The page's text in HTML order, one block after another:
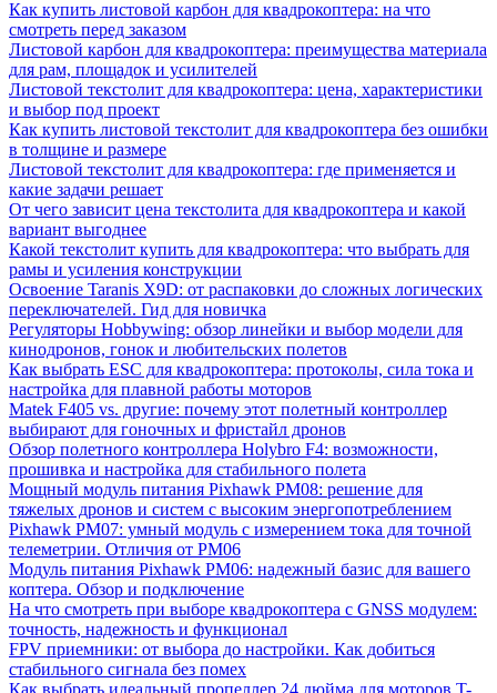
Как купить листовой карбон для квадрокоптера: на что
смотреть перед заказом
Листовой карбон для квадрокоптера: преимущества материала
для рам, площадок и усилителей
Листовой текстолит для квадрокоптера: цена, характеристики
и выбор под проект
Как купить листовой текстолит для квадрокоптера без ошибки
в толщине и размере
Листовой текстолит для квадрокоптера: где применяется и
какие задачи решает
От чего зависит цена текстолита для квадрокоптера и какой
вариант выгоднее
Какой текстолит купить для квадрокоптера: что выбрать для
рамы и усиления конструкции
Освоение Taranis X9D: от распаковки до сложных логических
переключателей. Гид для новичка
Регуляторы Hobbywing: обзор линейки и выбор модели для
кинодронов, гонок и любительских полетов
Как выбрать ESC для квадрокоптера: протоколы, сила тока и
настройка для плавной работы моторов
Matek F405 vs. другие: почему этот полетный контроллер
выбирают для гоночных и фристайл дронов
Обзор полетного контроллера Holybro F4: возможности,
прошивка и настройка для стабильного полета
Мощный модуль питания Pixhawk PM08: решение для
тяжелых дронов и систем с высоким энергопотреблением
Pixhawk PM07: умный модуль с измерением тока для точной
телеметрии. Отличия от PM06
Модуль питания Pixhawk PM06: надежный базис для вашего
коптера. Обзор и подключение
На что смотреть при выборе квадрокоптера с GNSS модулем:
точность, надежность и функционал
FPV приемники: от выбора до настройки. Как добиться
стабильного сигнала без помех
Как выбрать идеальный пропеллер 24 дюйма для моторов T-